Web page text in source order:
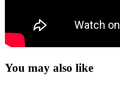
You may also like